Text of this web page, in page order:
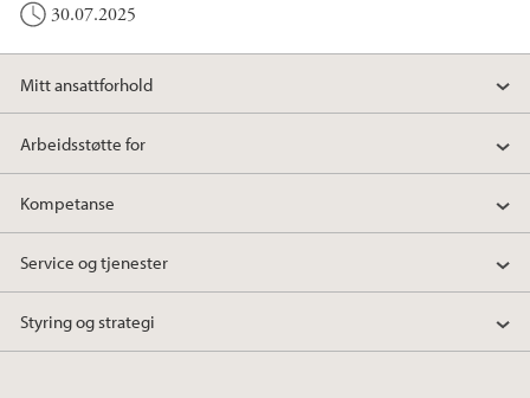
30.07.2025
Mitt ansattforhold
Arbeidsstøtte for
Kompetanse
Service og tjenester
Styring og strategi